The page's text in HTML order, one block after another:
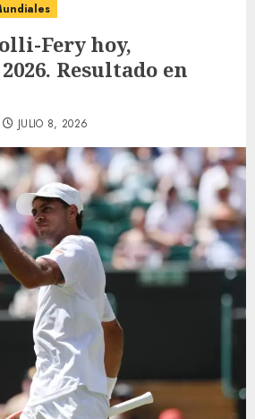
Fery hoy,
Resultado en
JULIO 8, 2026